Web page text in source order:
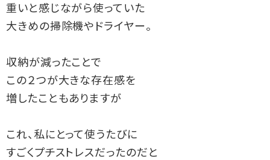
重いと感じながら使っていた
大きめの掃除機やドライヤー。
収納が減ったことで
この２つが大きな存在感を
増したこともありますが
これ、私にとって使うたびに
すごくプチストレスだったのだと